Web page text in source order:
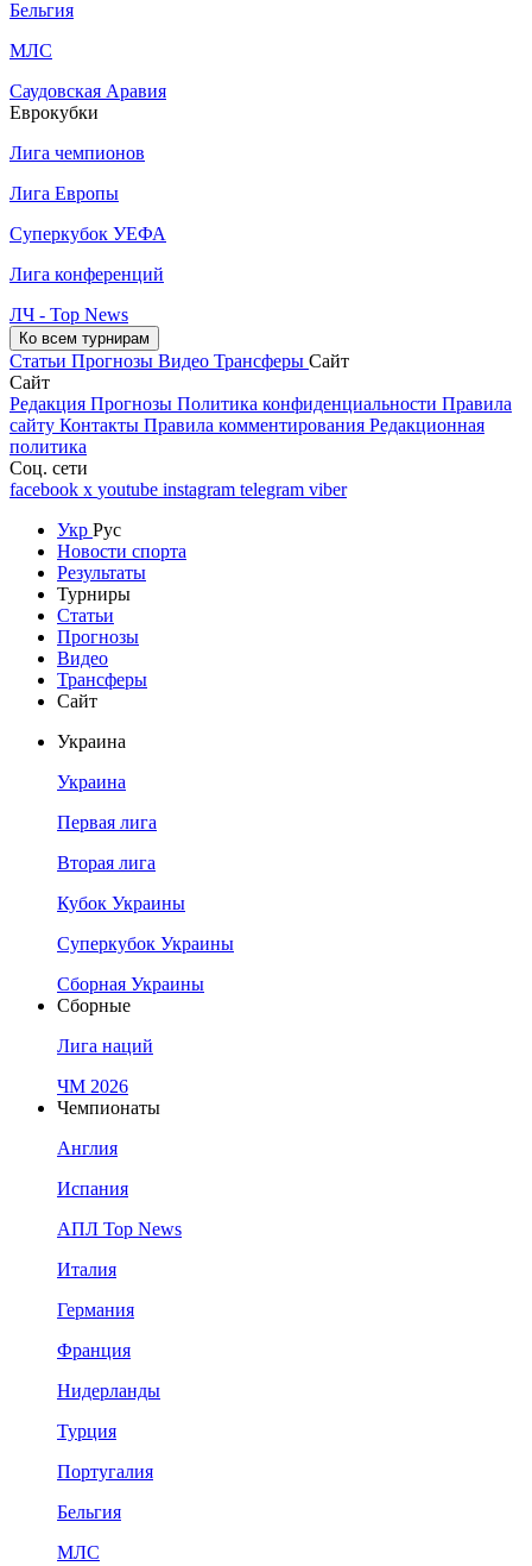
Бельгия
МЛС
Саудовская Аравия
Еврокубки
Лига чемпионов
Лига Европы
Суперкубок УЕФА
Лига конференций
ЛЧ - Top News
Ко всем турнирам
Статьи Прогнозы Видео Трансферы Сайт
Сайт
Редакция Прогнозы Политика конфиденциальности Правила
сайту Контакты Правила комментирования Редакционная
политика
Соц. сети
facebook x youtube instagram telegram viber
Укр Рус
Новости спорта
Результаты
Турниры
Статьи
Прогнозы
Видео
Трансферы
Сайт
Украина
Украина
Первая лига
Вторая лига
Кубок Украины
Суперкубок Украины
Сборная Украины
Сборные
Лига наций
ЧМ 2026
Чемпионаты
Англия
Испания
АПЛ Top News
Италия
Германия
Франция
Нидерланды
Турция
Португалия
Бельгия
МЛС